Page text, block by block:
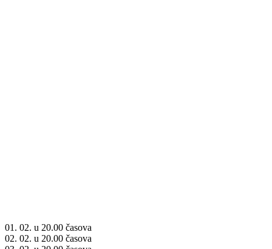
01. 02. u 20.00 časova
02. 02. u 20.00 časova